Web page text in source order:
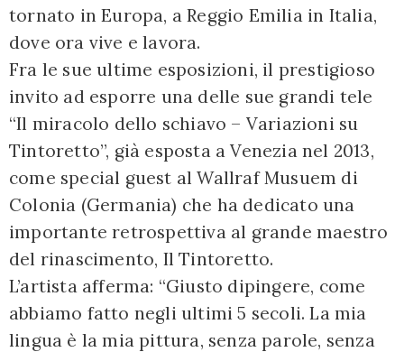
tornato in Europa, a Reggio Emilia in Italia,
dove ora vive e lavora.
Fra le sue ultime esposizioni, il prestigioso
invito ad esporre una delle sue grandi tele
“Il miracolo dello schiavo – Variazioni su
Tintoretto”, già esposta a Venezia nel 2013,
come special guest al Wallraf Musuem di
Colonia (Germania) che ha dedicato una
importante retrospettiva al grande maestro
del rinascimento, Il Tintoretto.
L’artista afferma: “Giusto dipingere, come
abbiamo fatto negli ultimi 5 secoli. La mia
lingua è la mia pittura, senza parole, senza